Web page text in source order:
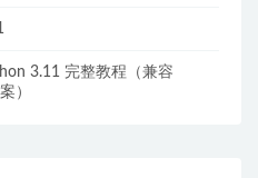
3.11 完整教程（兼容
）